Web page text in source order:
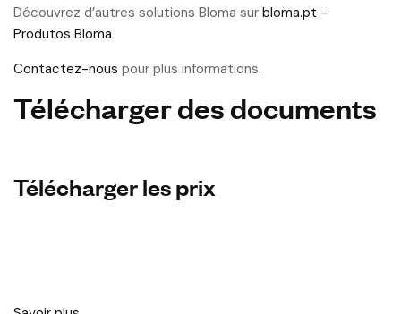
Découvrez d’autres solutions Bloma sur bloma.pt –
Produtos Bloma
Contactez-nous pour plus informations.
Télécharger des documents
Télécharger les prix